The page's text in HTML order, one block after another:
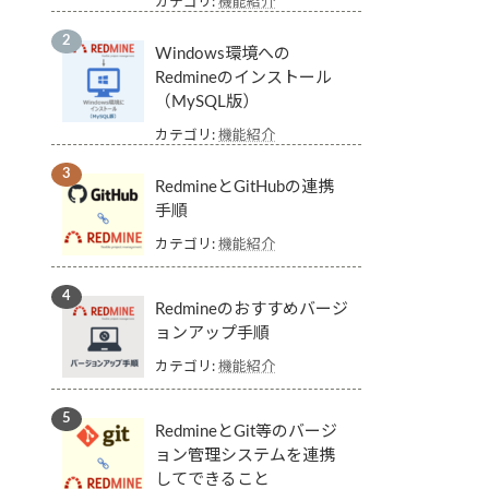
カテゴリ:機能紹介
Windows環境への
Redmineのインストール
（MySQL版）
カテゴリ:機能紹介
RedmineとGitHubの連携
手順
カテゴリ:機能紹介
Redmineのおすすめバージ
ョンアップ手順
カテゴリ:機能紹介
RedmineとGit等のバージ
ョン管理システムを連携
してできること